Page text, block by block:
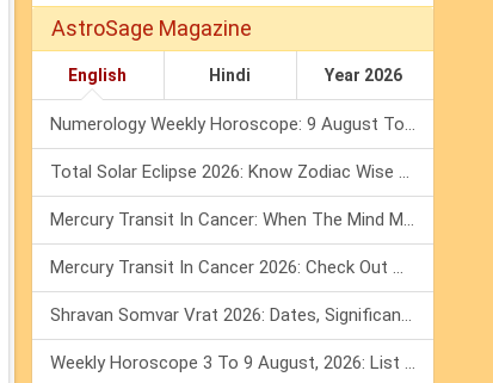
AstroSage Magazine
English Hindi Year 2026
Numerology Weekly Horoscope: 9 August To 15 August, 2026
Total Solar Eclipse 2026: Know Zodiac Wise Prediction
Mercury Transit In Cancer: When The Mind Meets The Heart!
Mercury Transit In Cancer 2026: Check Out What It Brings For You
Shravan Somvar Vrat 2026: Dates, Significance & Rituals In August
Weekly Horoscope 3 To 9 August, 2026: List Of Fasts & Festivals